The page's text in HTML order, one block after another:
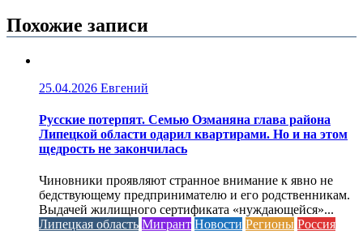
Похожие записи
25.04.2026 Евгений
Русские потерпят. Семью Озманяна глава района
Липецкой области одарил квартирами. Но и на этом
щедрость не закончилась
Чиновники проявляют странное внимание к явно не
бедствующему предпринимателю и его родственникам.
Выдачей жилищного сертификата «нуждающейся»...
Липецкая область Мигрант Новости Регионы Россия